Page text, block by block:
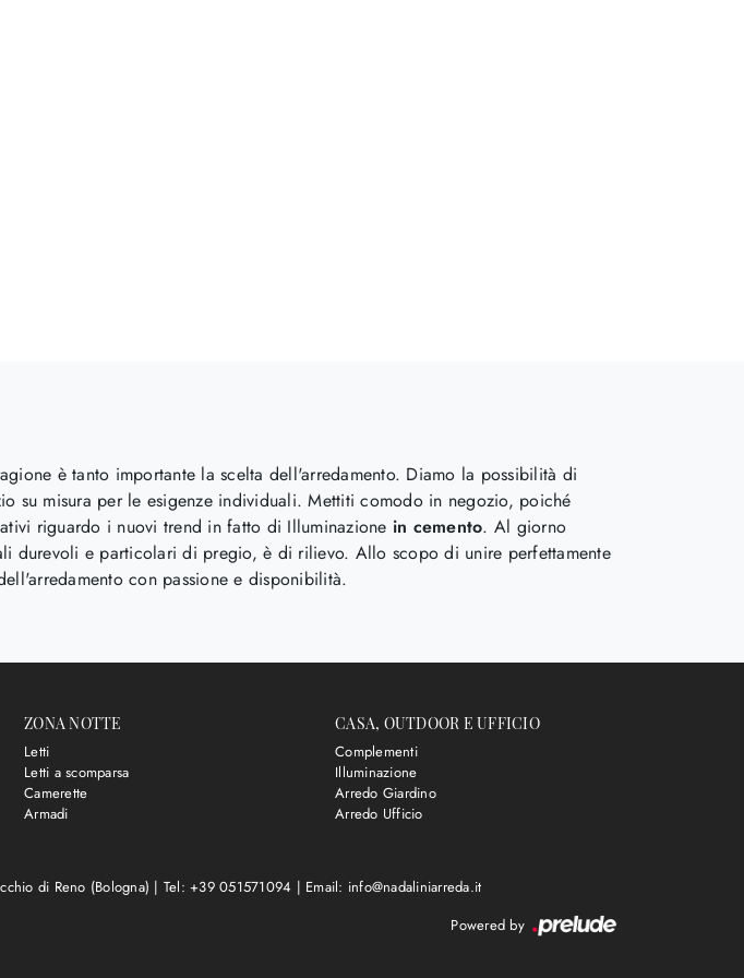
è tanto importante la scelta dell'arredamento. Diamo la possibilità di
misura per le esigenze individuali. Mettiti comodo in negozio, poiché
riguardo i nuovi trend in fatto di Illuminazione in cemento. Al giorno
durevoli e particolari di pregio, è di rilievo. Allo scopo di unire perfettamente
con passione e disponibilità.
ZONA NOTTE
Letti
Letti a scomparsa
Camerette
Armadi
CASA, OUTDOOR E UFFICIO
Complementi
Illuminazione
Arredo Giardino
Arredo Ufficio
di Reno (Bologna) | Tel: +39 051571094 | Email: info@nadaliniarreda.it
Powered by